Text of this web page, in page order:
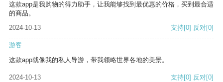
这款app是我购物的得力助手，让我能够找到最优惠的价格，买到最合适
的商品。
2024-10-13
支持[0] 反对[0]
游客
这款app就像我的私人导游，带我领略世界各地的美景。
2024-10-13 支持[0] 反对[0]